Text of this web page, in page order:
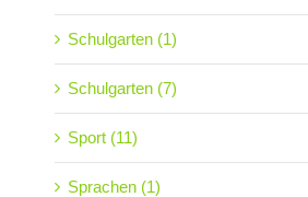
Schulgarten (1)
Schulgarten (7)
Sport (11)
Sprachen (1)